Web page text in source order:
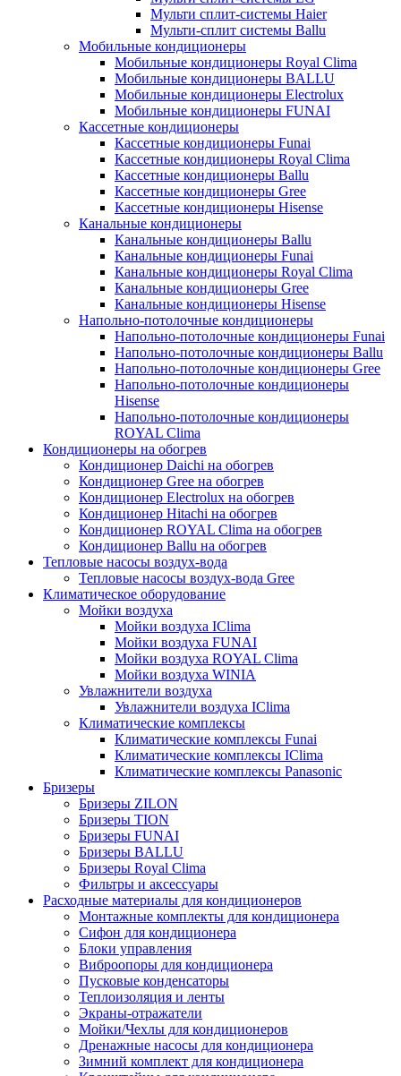
Мульти сплит-системы Haier
Мульти-сплит системы Ballu
Мобильные кондиционеры
Мобильные кондиционеры Royal Clima
Мобильные кондиционеры BALLU
Мобильные кондиционеры Electrolux
Мобильные кондиционеры FUNAI
Кассетные кондиционеры
Кассетные кондиционеры Funai
Кассетные кондиционеры Royal Clima
Кассетные кондиционеры Ballu
Кассетные кондиционеры Gree
Кассетные кондиционеры Hisense
Канальные кондиционеры
Канальные кондиционеры Ballu
Канальные кондиционеры Funai
Канальные кондиционеры Royal Clima
Канальные кондиционеры Gree
Канальные кондиционеры Hisense
Напольно-потолочные кондиционеры
Напольно-потолочные кондиционеры Funai
Напольно-потолочные кондиционеры Ballu
Напольно-потолочные кондиционеры Gree
Напольно-потолочные кондиционеры
Hisense
Напольно-потолочные кондиционеры
ROYAL Clima
Кондиционеры на обогрев
Кондиционер Daichi на обогрев
Кондиционер Gree на обогрев
Кондиционер Electrolux на обогрев
Кондиционер Hitachi на обогрев
Кондиционер ROYAL Clima на обогрев
Кондиционер Ballu на обогрев
Тепловые насосы воздух-вода
Тепловые насосы воздух-вода Gree
Климатическое оборудование
Мойки воздуха
Мойки воздуха IClima
Мойки воздуха FUNAI
Мойки воздуха ROYAL Clima
Мойки воздуха WINIA
Увлажнители воздуха
Увлажнители воздуха IClima
Климатические комплексы
Климатические комплексы Funai
Климатические комплексы IClima
Климатические комплексы Panasonic
Бризеры
Бризеры ZILON
Бризеры TION
Бризеры FUNAI
Бризеры BALLU
Бризеры Royal Clima
Фильтры и аксессуары
Расходные материалы для кондиционеров
Монтажные комплекты для кондиционера
Сифон для кондиционера
Блоки управления
Виброопоры для кондиционера
Пусковые конденсаторы
Теплоизоляция и ленты
Экраны-отражатели
Мойки/Чехлы для кондиционеров
Дренажные насосы для кондиционера
Зимний комплект для кондиционера